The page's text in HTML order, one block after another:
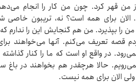
از من قهر کرد. چون من کار را انجام
الان برای همه است؟ نه، تریبون خاصی
بپذیرد. من هم گنجایش این را ندارم
قصه تعریف می‌کنم. آنها می‌خواهند
در واقع او است که ما را کنار
حالا هرچقدر هم بخواهند در باغ
الان برای همه نیست.